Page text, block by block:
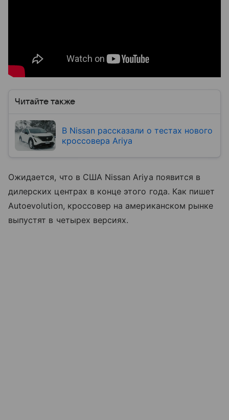
Читайте также
В Nissan рассказали о тестах нового
кроссовера Ariya
Ожидается, что в США Nissan Ariya появится в
дилерских центрах в конце этого года. Как пишет
Autoevolution, кроссовер на американском рынке
выпустят в четырех версиях.